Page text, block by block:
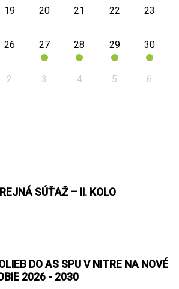
19 20 21 22 23
26 27 28 29 30
2 3 4 5 6
SÚŤAŽ – II. KOLO
DO AS SPU V NITRE NA NOVÉ
2026 - 2030